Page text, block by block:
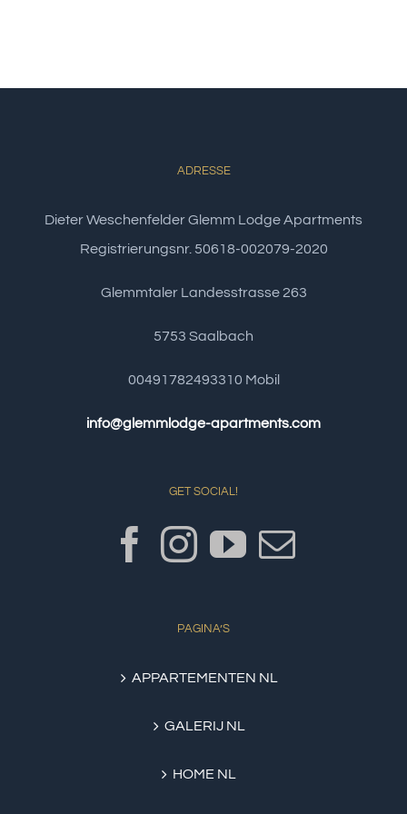
ADRESSE
Dieter Weschenfelder Glemm Lodge Apartments
Registrierungsnr. 50618-002079-2020
Glemmtaler Landesstrasse 263
5753 Saalbach
00491782493310 Mobil
info@glemmlodge-apartments.com
GET SOCIAL!
PAGINA’S
APPARTEMENTEN NL
GALERIJ NL
HOME NL